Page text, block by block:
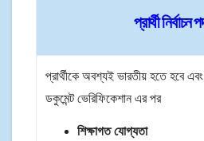
প্রার্থী নির্বাচন
প্রার্থীকে অবশ্যই ভারতীয় হতে হবে
ডকুমেন্ট ভেরিফিকেশান এর পর
শিক্ষাগত যোগ্যতা